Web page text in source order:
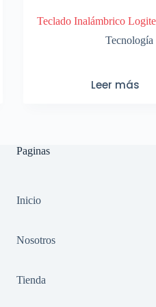
Teclado Inalámbrico
Tecnología
Leer más
Paginas
Inicio
Nosotros
Tienda